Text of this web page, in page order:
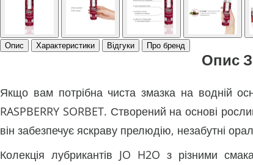
Опис Характеристики Відгуки Про бренд
Опис
Якщо вам потрібна чиста змазка на водній
RASPBERRY SORBET. Створений на основі
він забезпечує яскраву прелюдію, незабутні
Колекція лубрикантів JO H2O з різними